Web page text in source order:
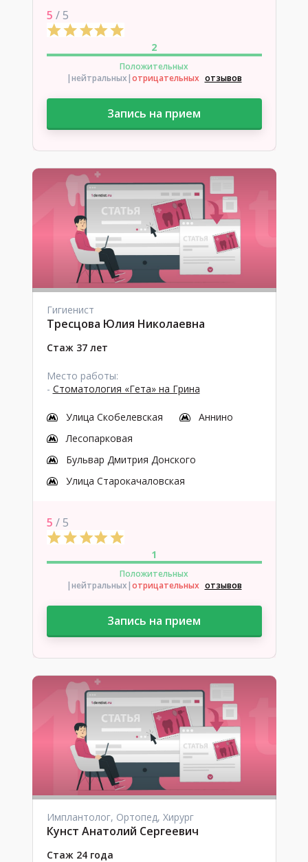
5 / 5
2
Положительных
|нейтральных|отрицательных отзывов
Запись на прием
Гигиенист
Тресцова Юлия Николаевна
Стаж 37 лет
Место работы:
- Стоматология «Гета» на Грина
Улица Скобелевская
Аннино
Лесопарковая
Бульвар Дмитрия Донского
Улица Старокачаловская
5 / 5
1
Положительных
|нейтральных|отрицательных отзывов
Запись на прием
Имплантолог, Ортопед, Хирург
Кунст Анатолий Сергеевич
Стаж 24 года